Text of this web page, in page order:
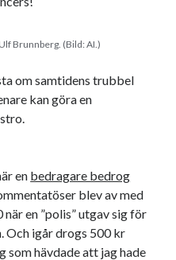
Brunnberg. (Bild: AI.)
om samtidens trubbel
kan göra en
en bedragare bedrog
blev av med
en ”polis” utgav sig för
Och igår drogs 500 kr
hävdade att jag hade